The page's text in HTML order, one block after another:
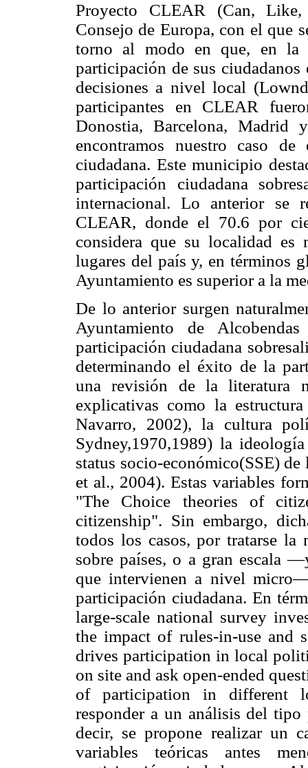
Proyecto CLEAR (Can, Like,
Consejo de Europa, con el que
torno al modo en que, en la
participación de sus
decisiones a nivel local
participantes en CLEAR
Donostia, Barcelona,
encontramos nuestro caso
ciudadana. Este municipio
participación ciudadana
internacional. Lo anterior se
CLEAR, donde el 70.6 por
considera que su localidad es
lugares del país y, en términos
Ayuntamiento es superior a la
De lo anterior surgen
Ayuntamiento de
participación ciudadana
determinando el éxito de la
una revisión de la literatura
explicativas como la
Navarro, 2002), la cultura
Sydney,1970,1989) la
status socio-económico(SSE)
et al., 2004). Estas variables
"The Choice theories of
citizenship". Sin embargo,
todos los casos, por tratarse la
sobre países, o a gran escala
que intervienen a nivel
participación ciudadana. En
large-scale national survey
the impact of rules-in-use and
drives participation in local
on site and ask open-ended
of participation in different
responder a un análisis del
decir, se propone realizar un
variables teóricas antes